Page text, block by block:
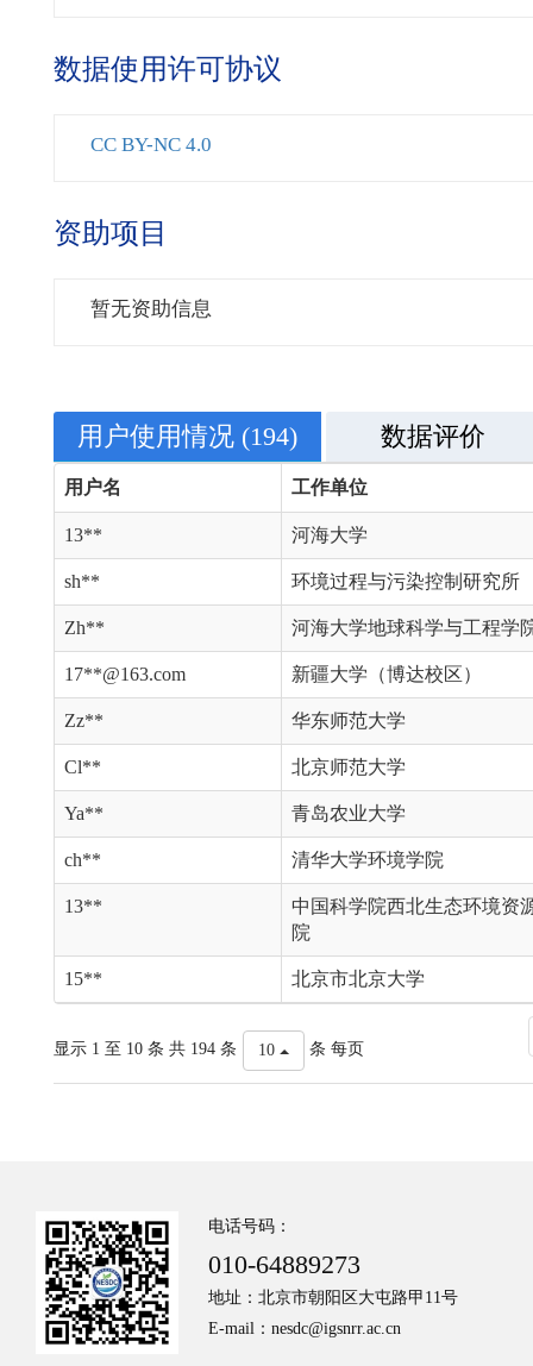
数据使用许可协议
CC BY-NC 4.0
资助项目
暂无资助信息
用户使用情况 (194) 数据评价
用户名 工作单位
13** 河海大学
sh** 环境过程与污染控制研究所
Zh** 河海大学地球科学与工程学
17**@163.com 新疆大学（博达校区）
Zz** 华东师范大学
Cl** 北京师范大学
Ya** 青岛农业大学
ch** 清华大学环境学院
13**
中国科学院西北生态环境资
院
15** 北京市北京大学
显示 1 至 10 条 共 194 条 10 条 每页
电话号码：
010-64889273
地址：北京市朝阳区大屯路甲11号
E-mail：nesdc@igsnrr.ac.cn